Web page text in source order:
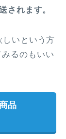
されます。
しいという方
るのもいい
品